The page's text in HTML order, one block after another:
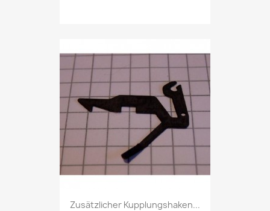
Zusätzlicher Kupplungshaken...